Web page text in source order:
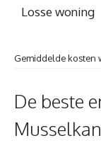
Losse woning
Gemiddelde kosten
De beste